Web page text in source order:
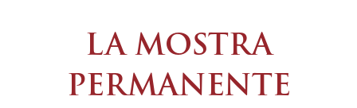
LA MOSTRA
PERMANENTE